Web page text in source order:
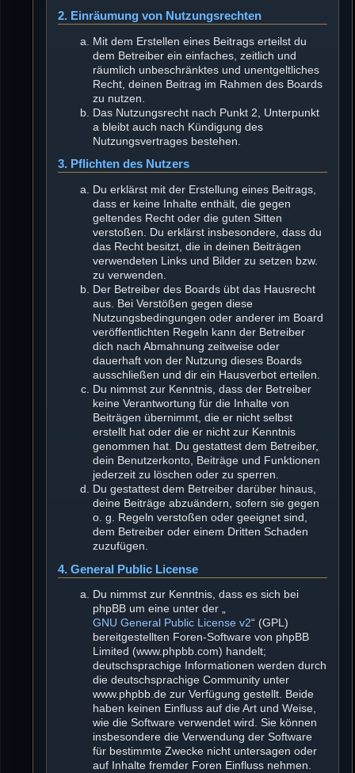
2. Einräumung von Nutzungsrechten
Mit dem Erstellen eines Beitrags erteilst du
dem Betreiber ein einfaches, zeitlich und
räumlich unbeschränktes und unentgeltliches
Recht, deinen Beitrag im Rahmen des Boards
zu nutzen.
Das Nutzungsrecht nach Punkt 2, Unterpunkt
a bleibt auch nach Kündigung des
Nutzungsvertrages bestehen.
3. Pflichten des Nutzers
Du erklärst mit der Erstellung eines Beitrags,
dass er keine Inhalte enthält, die gegen
geltendes Recht oder die guten Sitten
verstoßen. Du erklärst insbesondere, dass du
das Recht besitzt, die in deinen Beiträgen
verwendeten Links und Bilder zu setzen bzw.
zu verwenden.
Der Betreiber des Boards übt das Hausrecht
aus. Bei Verstößen gegen diese
Nutzungsbedingungen oder anderer im Board
veröffentlichten Regeln kann der Betreiber
dich nach Abmahnung zeitweise oder
dauerhaft von der Nutzung dieses Boards
ausschließen und dir ein Hausverbot erteilen.
Du nimmst zur Kenntnis, dass der Betreiber
keine Verantwortung für die Inhalte von
Beiträgen übernimmt, die er nicht selbst
erstellt hat oder die er nicht zur Kenntnis
genommen hat. Du gestattest dem Betreiber,
dein Benutzerkonto, Beiträge und Funktionen
jederzeit zu löschen oder zu sperren.
Du gestattest dem Betreiber darüber hinaus,
deine Beiträge abzuändern, sofern sie gegen
o. g. Regeln verstoßen oder geeignet sind,
dem Betreiber oder einem Dritten Schaden
zuzufügen.
4. General Public License
Du nimmst zur Kenntnis, dass es sich bei
phpBB um eine unter der „
GNU General Public License v2“ (GPL)
bereitgestellten Foren-Software von phpBB
Limited (www.phpbb.com) handelt;
deutschsprachige Informationen werden durch
die deutschsprachige Community unter
www.phpbb.de zur Verfügung gestellt. Beide
haben keinen Einfluss auf die Art und Weise,
wie die Software verwendet wird. Sie können
insbesondere die Verwendung der Software
für bestimmte Zwecke nicht untersagen oder
auf Inhalte fremder Foren Einfluss nehmen.